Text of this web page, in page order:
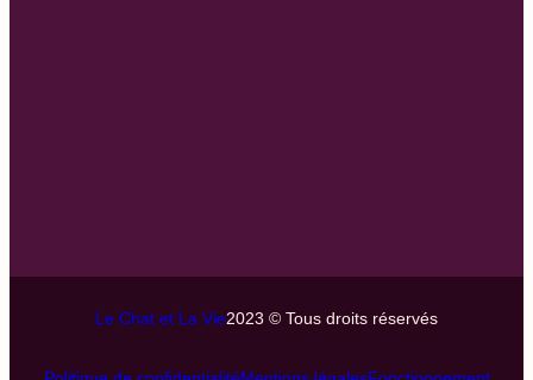
Le Chat et La Vie2023 © Tous droits réservés